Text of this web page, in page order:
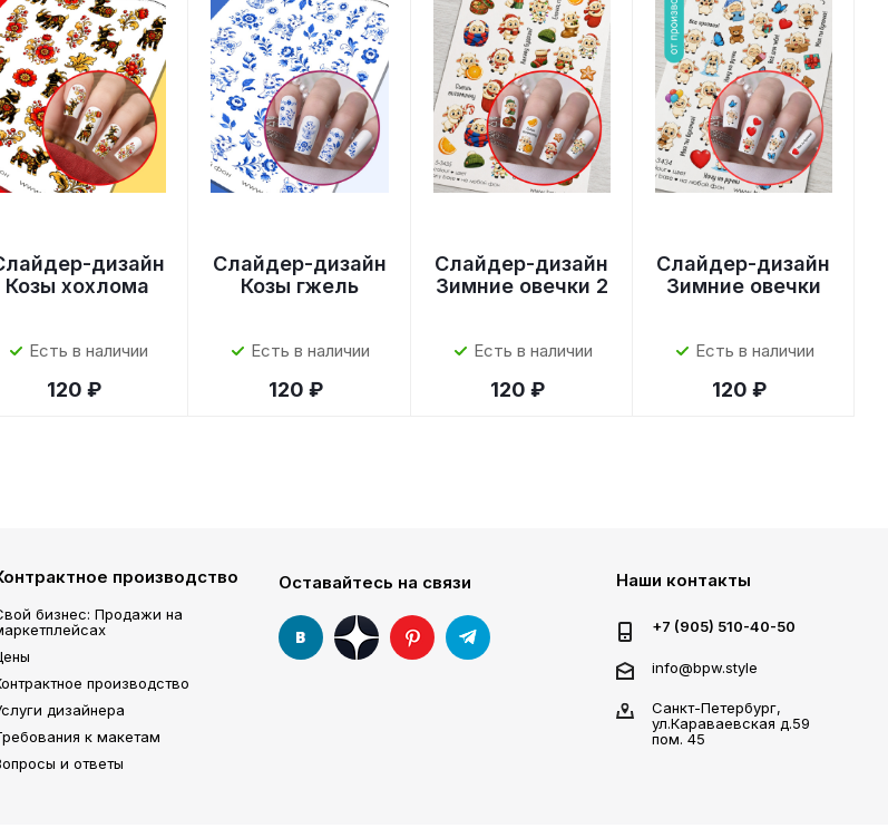
дизайн
Козы хохлома
Есть в наличии
120 ₽
Слайдер-дизайн
Козы гжель
Есть в наличии
120 ₽
Слайдер-дизайн
Зимние овечки 2
Есть в наличии
120 ₽
Слайдер-дизайн
Зимние овечки
Есть в наличии
120 ₽
производство
бизнес: Продажи на
производство
дизайнера
к макетам
и ответы
Оставайтесь на связи Наши контакты
+7 (905) 510-40-50
info@bpw.style
Санкт-Петербург,
ул.Караваевская д.59
пом. 45